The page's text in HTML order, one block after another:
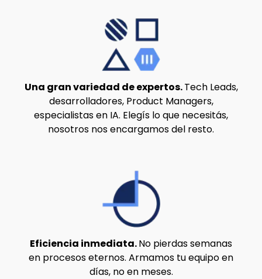
Una gran variedad de expertos.Tech Leads,
desarrolladores, Product Managers,
especialistas en IA. Elegís lo que necesitás,
nosotros nos encargamos del resto.
Eficiencia inmediata.No pierdas semanas
en procesos eternos. Armamos tu equipo en
días, no en meses.